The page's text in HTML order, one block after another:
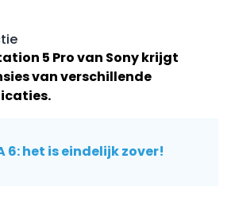
5 Pro van Sony krijgt
van verschillende
6: het is eindelijk zover!